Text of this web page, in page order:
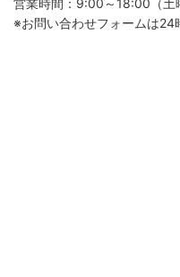
※お問い合わせフォームは24